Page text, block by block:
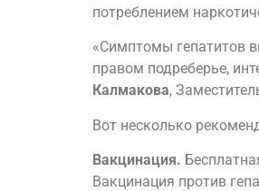
потреблением
«Симптомы гепатитов
правом подреберье,
Калмакова,
Вот несколько
Вакцинация.
Вакцинация против